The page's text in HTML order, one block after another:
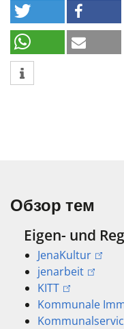
Обзор тем
Eigen- und
JenaKultur
jenarbeit
KITT
Kommunale